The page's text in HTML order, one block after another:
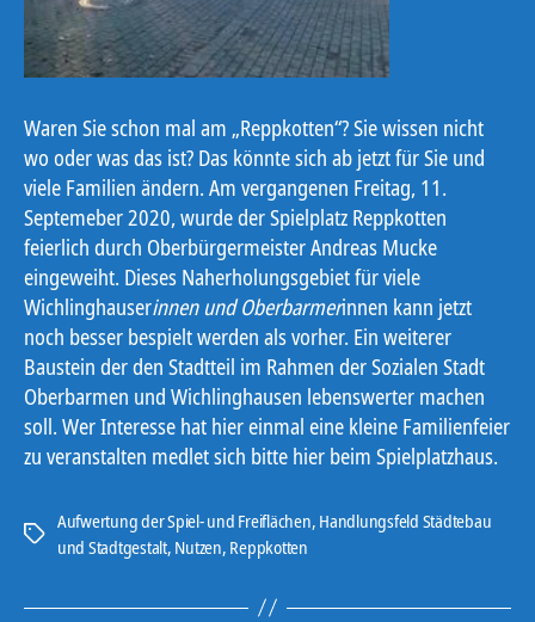
Waren Sie schon mal am „Reppkotten“? Sie wissen nicht
wo oder was das ist? Das könnte sich ab jetzt für Sie und
viele Familien ändern. Am vergangenen Freitag, 11.
Septemeber 2020, wurde der Spielplatz Reppkotten
feierlich durch Oberbürgermeister Andreas Mucke
eingeweiht. Dieses Naherholungsgebiet für viele
Wichlinghauserinnen und Oberbarmerinnen kann jetzt
noch besser bespielt werden als vorher. Ein weiterer
Baustein der den Stadtteil im Rahmen der Sozialen Stadt
Oberbarmen und Wichlinghausen lebenswerter machen
soll. Wer Interesse hat hier einmal eine kleine Familienfeier
zu veranstalten medlet sich bitte hier beim Spielplatzhaus.
Schlagwörter
Aufwertung der Spiel- und Freiflächen, Handlungsfeld Städtebau
und Stadtgestalt, Nutzen, Reppkotten